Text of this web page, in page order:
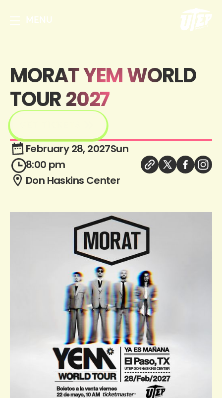
MENU
MORAT YEM WORLD
TOUR 2027
February 28, 2027Sun
8:00 pm
Don Haskins Center